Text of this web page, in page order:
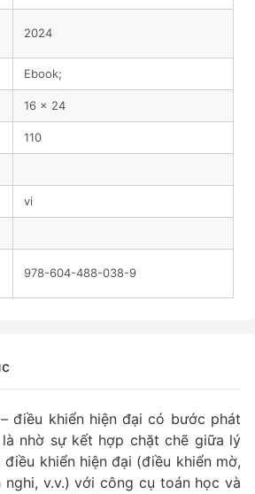
2024
Ebook;
16 x 24
110
vi
978-604-488-038-9
điều khiển hiện đại có bước phát
nhờ sự kết hợp chặt chẽ giữa lý
khiển hiện đại (điều khiển mờ,
v.v.) với công cụ toán học và